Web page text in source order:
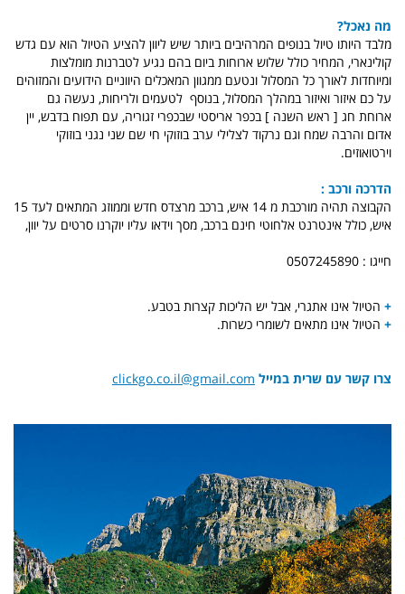
מה נאכל?
מלבד היותו טיול בנופים המרהיבים ביותר שיש ליוון להציע הטיול הוא עם גדש
קולינארי, המחיר כולל שלוש ארוחות ביום בהם נגיע לטברנות מומלצות
ומיוחדות לאורך כל המסלול ונטעם ממגוון המאכלים היווניים הידועים והמזוהים
על כם איזור ואיזור במהלך המסלול, בנוסף לטעמים ולריחות, נעשה גם
ארוחת חג [ ראש השנה ] בכפר אריסטי שבכפרי זגוריה, עם תפוח בדבש, יין
אדום והרבה שמח וגם נרקוד לצלילי ערב בוזוקי חי שם שני נגני בוזוקי
וירטואוזים.
הדרכה ורכב :
הקבוצה תהיה מורכבת מ 14 איש, ברכב מרצדס חדש וממוזג המתאים לעד 15
איש, כולל אינטרנט אלחוטי חינם ברכב, מסך וידאו עליו יוקרנו סרטים על יוון,
חייגו : 0507245890
+ הטיול אינו אתגרי, אבל יש הליכות קצרות בטבע.
+ הטיול אינו מתאים לשומרי כשרות.
צרו קשר עם שרית במייל clickgo.co.il@gmail.com